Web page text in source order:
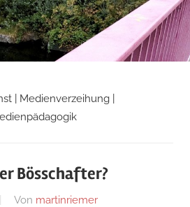
| Medienverzeihung |
Bösschafter?
Von martinriemer